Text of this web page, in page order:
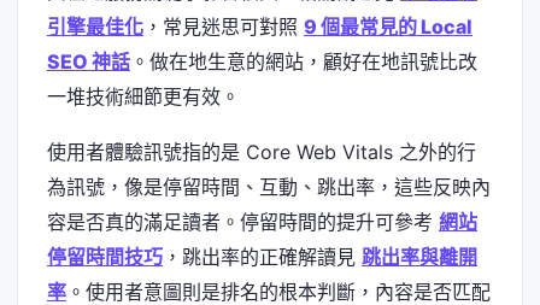
引擎最佳化 ，常見迷思可對照 9 個最常見的 Local
SEO 神話 。做在地生意的網站，顧好在地訊號比改
一堆技術細節更有效。
使用者體驗訊號指的是 Core Web Vitals 之外的行
為訊號，像是停留時間、互動、跳出率，這些反映內
容是否真的滿足讀者。停留時間的提升可參考 網站
停留時間技巧 ，跳出率的正確解讀見 跳出率與離開
率 。使用者意圖則是排名的根本判斷，內容是否匹配